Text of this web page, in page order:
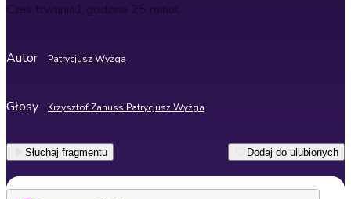
Czas trwania1 godzina 25 minut
Autor Patrycjusz Wyżga
Głosy Krzysztof ZanussiPatrycjusz Wyżga
Słuchaj fragmentu Dodaj do ulubionych